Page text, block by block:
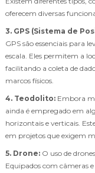
oferecem diversas
3. GPS (Sistema de
GPS são essenciais para
escala. Eles permitem a
facilitando a coleta de
marcos físicos.
4. Teodolito: Embora
ainda é empregado em
horizontais e verticais.
em projetos que exigem
5. Drone: O uso de
Equipados com câmeras